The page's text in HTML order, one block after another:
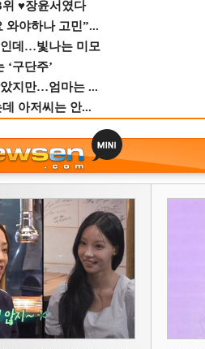
위 ♥장윤서였다
와야하나 고민”...
데…빛나는 미모
구단주’
지만…엄마는 ...
아저씨는 안...